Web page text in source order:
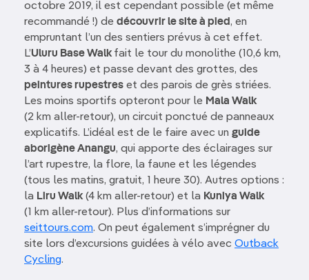
octobre 2019, il est cependant possible (et même
recommandé !) de découvrir le site à pied, en
empruntant l’un des sentiers prévus à cet effet.
L’Uluru Base Walkfait le tour du monolithe (10,6 km,
3 à 4 heures) et passe devant des grottes, des
peintures rupestres et des parois de grès striées.
Les moins sportifs opteront pour le Mala Walk
(2 km aller-retour), un circuit ponctué de panneaux
explicatifs. L’idéal est de le faire avec un guide
aborigène Anangu, qui apporte des éclairages sur
l’art rupestre, la flore, la faune et les légendes
(tous les matins, gratuit, 1 heure 30). Autres options :
la Liru Walk(4 km aller-retour) et la Kuniya Walk
(1 km aller-retour). Plus d’informations sur
seittours.com. On peut également s’imprégner du
site lors d’excursions guidées à vélo avec Outback
Cycling.